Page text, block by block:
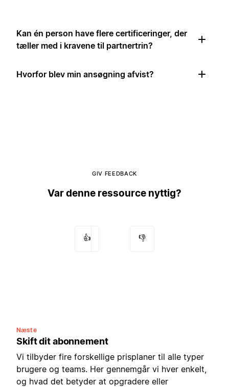
Kan én person have flere certificeringer, der
tæller med i kravene til partnertrin?
Hvorfor blev min ansøgning afvist?
GIV FEEDBACK
Var denne ressource nyttig?
👍 👎
Næste
Skift dit abonnement
Vi tilbyder fire forskellige prisplaner til alle typer
brugere og teams. Her gennemgår vi hver enkelt,
og hvad det betyder at opgradere eller